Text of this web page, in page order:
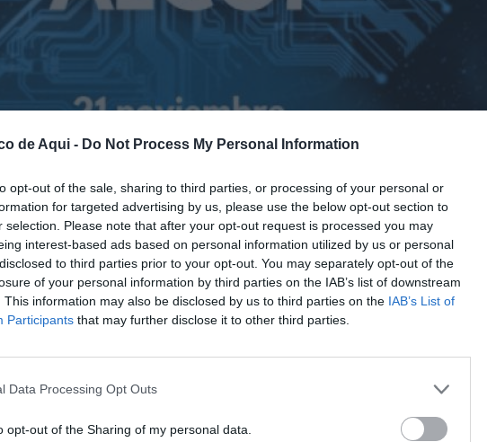
de Aqui - Do Not Process My Personal Information
opt-out of the sale, sharing to third parties, or processing of your personal or
for targeted advertising by us, please use the below opt-out section to
selection. Please note that after your opt-out request is processed you may
interest-based ads based on personal information utilized by us or personal
to third parties prior to your opt-out. You may separately opt-out of the
of your personal information by third parties on the IAB’s list of downstream
This information may also be disclosed by us to third parties on the IAB’s List of
Participants that may further disclose it to other third parties.
Data Processing Opt Outs
opt-out of the Sharing of my personal data.